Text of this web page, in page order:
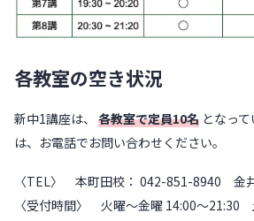
各教室の空き状況
新中1講座は、 各教室で定員10名 となっ
は、お電話でお問い合わせください。
〈TEL〉 本町田校： 042-851-8940 金
〈受付時間〉 火曜〜金曜 14:00～21:30